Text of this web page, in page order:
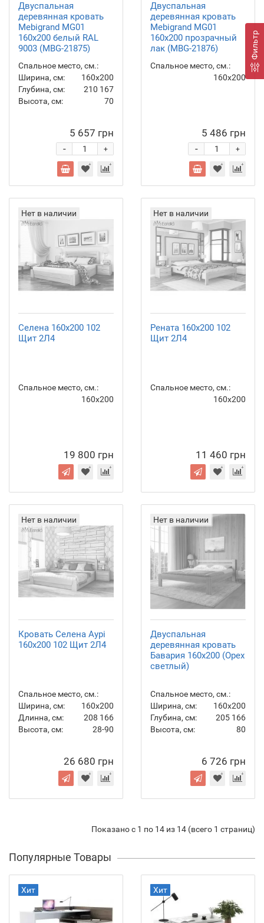
Фильтр
Двуспальная
деревянная кровать
Mebigrand MG01
160х200 белый RAL
9003 (MBG-21875)
Спальное место, см.:
160x200
Ширина, см:
167
Глубина, см:
210
Высота, см:
70
5 657 грн
+
-
Двуспальная
деревянная кровать
Mebigrand MG01
160х200 прозрачный
лак (MBG-21876)
Спальное место, см.:
160x200
5 486 грн
+
-
Нет в наличии
Селена 160х200 102
Щит 2Л4
Спальное место, см.:
160х200
19 800 грн
Нет в наличии
Рената 160х200 102
Щит 2Л4
Спальное место, см.:
160х200
11 460 грн
Нет в наличии
Кровать Селена Аурі
160х200 102 Щит 2Л4
Спальное место, см.:
160x200
Ширина, см:
166
Длинна, см:
208
Высота, см:
28-90
26 680 грн
Нет в наличии
Двуспальная
деревянная кровать
Бавария 160х200 (Орех
светлый)
Спальное место, см.:
160x200
Ширина, см:
166
Глубина, см:
205
Высота, см:
80
6 726 грн
Показано с 1 по 14 из 14 (всего 1 страниц)
Популярные Товары
Хит Хит